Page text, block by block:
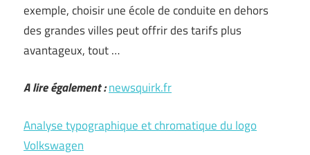
exemple, choisir une école de conduite en dehors
des grandes villes peut offrir des tarifs plus
avantageux, tout …
A lire également :newsquirk.fr
Analyse typographique et chromatique du logo
Volkswagen